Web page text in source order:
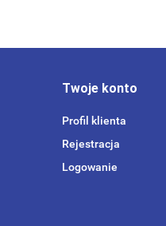
Twoje konto
Profil klienta
Rejestracja
Logowanie